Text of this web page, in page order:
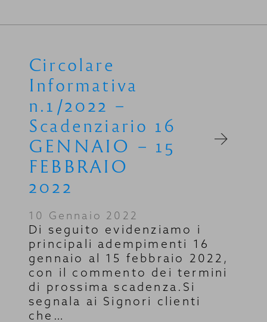
Circolare
Informativa
n.1/2022 –
Scadenziario 16
GENNAIO – 15
FEBBRAIO
2022
10 Gennaio 2022
Di seguito evidenziamo i
principali adempimenti 16
gennaio al 15 febbraio 2022,
con il commento dei termini
di prossima scadenza.Si
segnala ai Signori clienti
che…